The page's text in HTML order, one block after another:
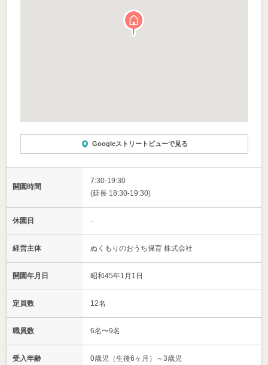
Googleストリートビューで見る
開園時間
7:30-19:30
(延長 18:30-19:30)
休園日 -
経営主体 ぬくもりのおうち保育 株式会社
開園年月日 昭和45年1月1日
定員数 12名
職員数 6名〜9名
受入年齢 0歳児（生後6ヶ月）～3歳児